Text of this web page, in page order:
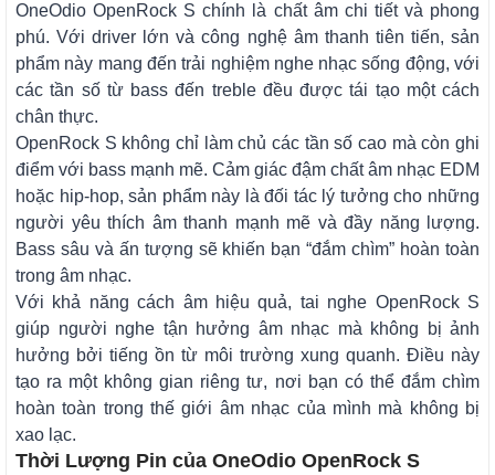
OneOdio OpenRock S chính là chất âm chi tiết và phong
phú. Với driver lớn và công nghệ âm thanh tiên tiến, sản
phẩm này mang đến trải nghiệm nghe nhạc sống động, với
các tần số từ bass đến treble đều được tái tạo một cách
chân thực.
OpenRock S không chỉ làm chủ các tần số cao mà còn ghi
điểm với bass mạnh mẽ. Cảm giác đậm chất âm nhạc EDM
hoặc hip-hop, sản phẩm này là đối tác lý tưởng cho những
người yêu thích âm thanh mạnh mẽ và đầy năng lượng.
Bass sâu và ấn tượng sẽ khiến bạn “đắm chìm” hoàn toàn
trong âm nhạc.
Với khả năng cách âm hiệu quả, tai nghe OpenRock S
giúp người nghe tận hưởng âm nhạc mà không bị ảnh
hưởng bởi tiếng ồn từ môi trường xung quanh. Điều này
tạo ra một không gian riêng tư, nơi bạn có thể đắm chìm
hoàn toàn trong thế giới âm nhạc của mình mà không bị
xao lạc.
Thời Lượng Pin của OneOdio OpenRock S